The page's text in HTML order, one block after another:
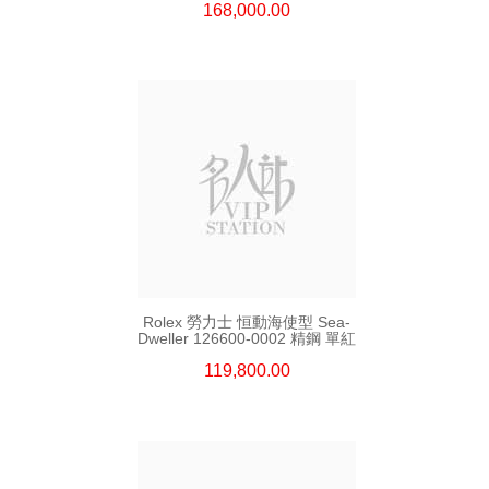
168,000.00
Rolex 勞力士 恒動海使型 Sea-
Dweller 126600-0002 精鋼 單紅
119,800.00